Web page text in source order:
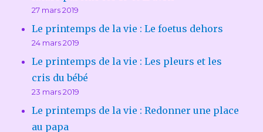
27 mars 2019
Le printemps de la vie : Le foetus dehors
24 mars 2019
Le printemps de la vie : Les pleurs et les
cris du bébé
23 mars 2019
Le printemps de la vie : Redonner une place
au papa